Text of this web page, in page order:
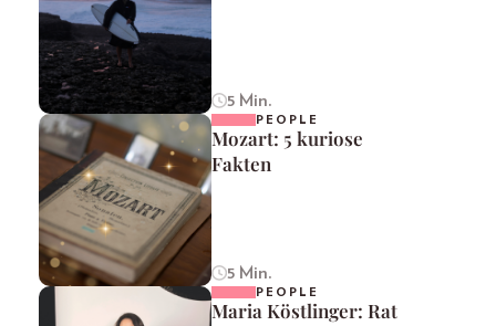
5 Min.
PEOPLE
Mozart: 5 kuriose
Fakten
5 Min.
PEOPLE
Maria Köstlinger: Rat